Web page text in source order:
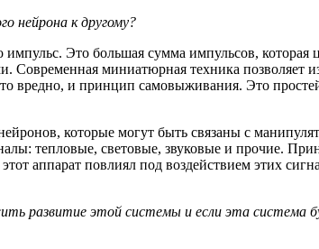
нейрона к другому?
Это большая сумма импульсов, которая
миниатюрная техника позволяет
вредно, и принцип самовыживания. Это
которые могут быть связаны с
тепловые, световые, звуковые и прочие.
аппарат повлиял под воздействием этих
развитие этой системы и если эта система